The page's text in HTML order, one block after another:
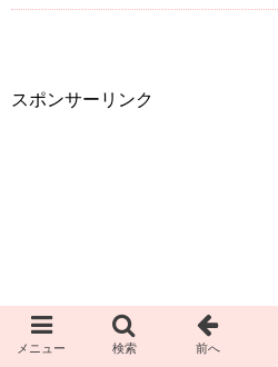
スポンサーリンク